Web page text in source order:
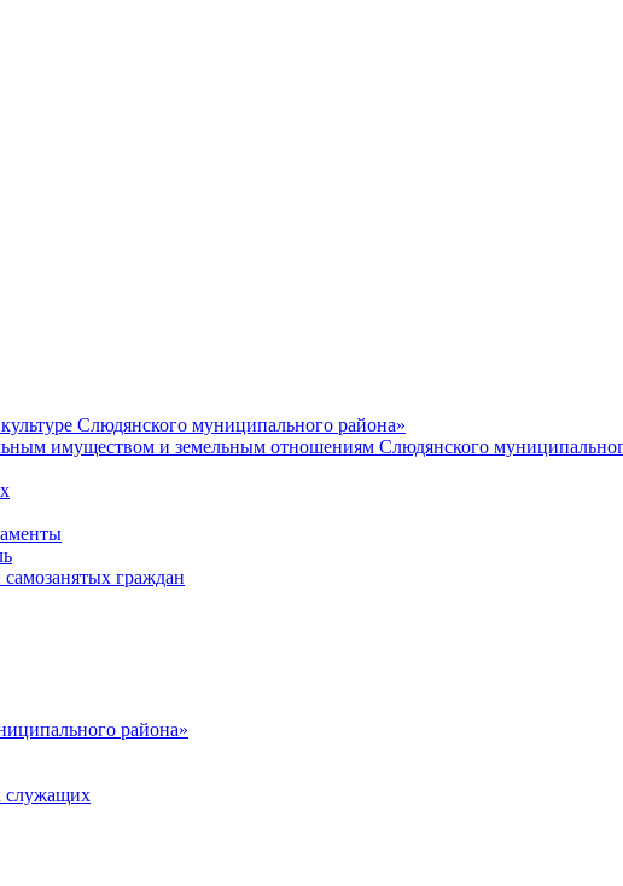
Слюдянского муниципального района»
имуществом и земельным отношениям Слюдянского
граждан
района»
служащих